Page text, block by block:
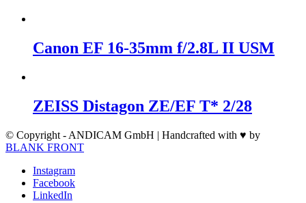
Canon EF 16-35mm f/2.8L II USM
ZEISS Distagon ZE/EF T* 2/28
© Copyright - ANDICAM GmbH | Handcrafted with ♥ by
BLANK FRONT
Instagram
Facebook
LinkedIn